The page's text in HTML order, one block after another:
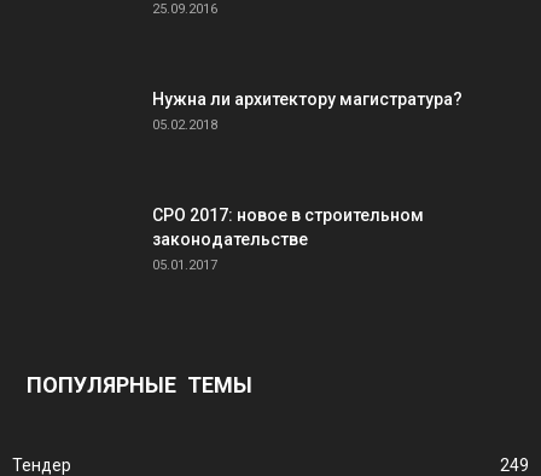
25.09.2016
Нужна ли архитектору магистратура?
05.02.2018
СРО 2017: новое в строительном
законодательстве
05.01.2017
ПОПУЛЯРНЫЕ ТЕМЫ
Тендер
249